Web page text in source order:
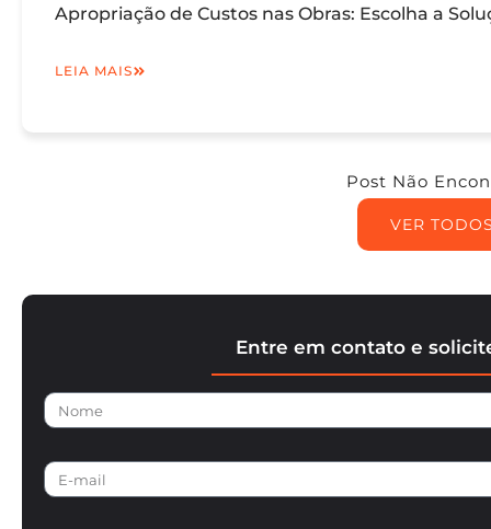
Entre em contato e
Apropriação de Custos nas Obras: Escolha a
LEIA MAIS
Post Não
VER